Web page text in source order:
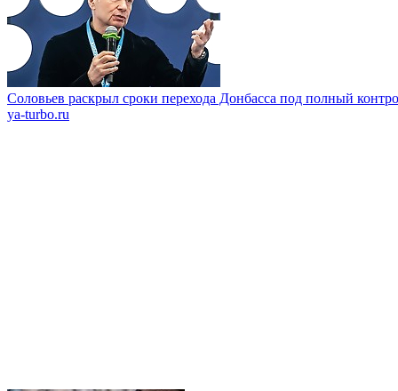
Соловьев раскрыл сроки перехода Донбасса под полный
ya-turbo.ru